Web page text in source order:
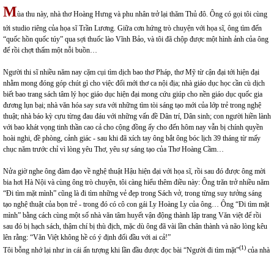
Mùa thu này, nhà thơ Hoàng Hưng và phu nhân trở lại thăm Thủ đô. Ông có gọi tôi cùng
tới studio riêng của họa sĩ Trần Lương. Giữa cơn hứng trò chuyện với họa sĩ, ông tìm đến
“quốc hồn quốc túy” qua sợi thuốc lào Vĩnh Bảo, và tôi đã chộp được một hình ảnh của ông
để rồi chợt thấm một nỗi buồn…
Người thi sĩ nhiều năm nay cặm cụi tìm dịch bao thơ Pháp, thơ Mỹ từ cận đại tới hiện đại
nhằm mong đóng góp chút gì cho việc đổi mới thơ ca nội địa; nhà giáo dục học cần cù dịch
biết bao trang sách tâm lý học giáo dục hiện đại mong cứu giúp cho nền giáo dục quốc gia
đương lụn bại; nhà văn hóa say sưa với những tìm tòi sáng tạo mới của lớp trẻ trong nghệ
thuật; nhà báo kỳ cựu từng đau đáu với những vấn đề Dân trí, Dân sinh; con người hiền lành
với bao khát vọng tinh thần cao cả cho cộng đồng ấy cho đến hôm nay vẫn bị chính quyền
hoài nghi, đề phòng, cảnh giác - sau khi đã xích tay ông bắt ông bóc lịch 39 tháng từ mấy
chục năm trước chỉ vì lòng yêu Thơ, yêu sự sáng tạo của Thơ Hoàng Cầm…
Nửa giờ nghe ông đàm đạo về nghệ thuật Hậu hiện đại với họa sĩ, rồi sau đó được ông mời
bia hơi Hà Nội và cùng ông trò chuyện, tôi càng hiểu thêm điều này: Ông trăn trở nhiều năm
“Đi tìm mặt mình” cũng là đi tìm những vẻ đẹp trong Sách vở, trong từng suy tưởng sáng
tạo nghệ thuật của bọn trẻ - trong đó có cô con gái Ly Hoàng Ly của ông… Ông “Đi tìm mặt
mình” bằng cách cùng một số nhà văn tâm huyết vận động thành lập trang Văn việt để rồi
sau đó bị hạch sách, thậm chí bị thù địch, mặc dù ông đã vài lần chân thành và não lòng kêu
lên rằng: “Văn Việt không hề có ý định đối đầu với ai cả!”
Tôi bỗng nhớ lại như in cái ấn tượng khi lần đầu được đọc bài “Người đi tìm mặt”(1) của nhà